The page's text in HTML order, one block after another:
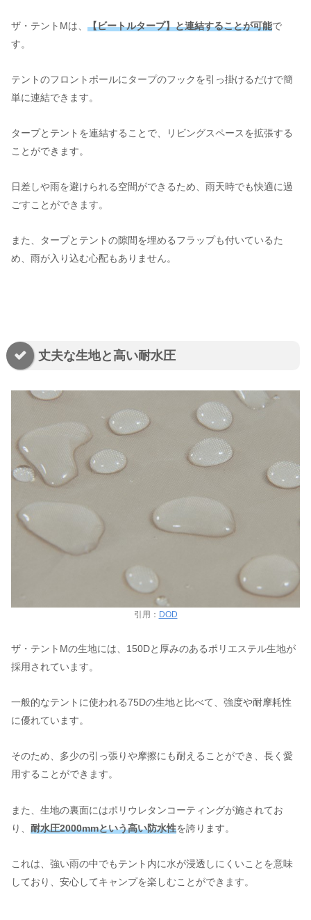
ザ・テントMは、 【ビートルタープ】と連結することが可能で
す。
テントのフロントポールにタープのフックを引っ掛けるだけで簡
単に連結できます。
タープとテントを連結することで、リビングスペースを拡張する
ことができます。
日差しや雨を避けられる空間ができるため、雨天時でも快適に過
ごすことができます。
また、タープとテントの隙間を埋めるフラップも付いているた
め、雨が入り込む心配もありません。
丈夫な生地と高い耐水圧
引用： DOD
ザ・テントMの生地には、150Dと厚みのあるポリエステル生地が
採用されています。
一般的なテントに使われる75Dの生地と比べて、強度や耐摩耗性
に優れています。
そのため、多少の引っ張りや摩擦にも耐えることができ、長く愛
用することができます。
また、生地の裏面にはポリウレタンコーティングが施されてお
り、 耐水圧2000mmという高い防水性を誇ります。
これは、強い雨の中でもテント内に水が浸透しにくいことを意味
しており、安心してキャンプを楽しむことができます。